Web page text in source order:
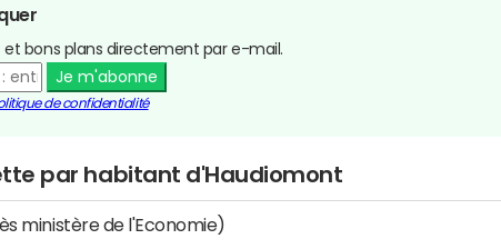
et bons plans directement par e-mail.
Je m'abonne
de confidentialité
par habitant d'Haudiomont
ministère de l'Economie)